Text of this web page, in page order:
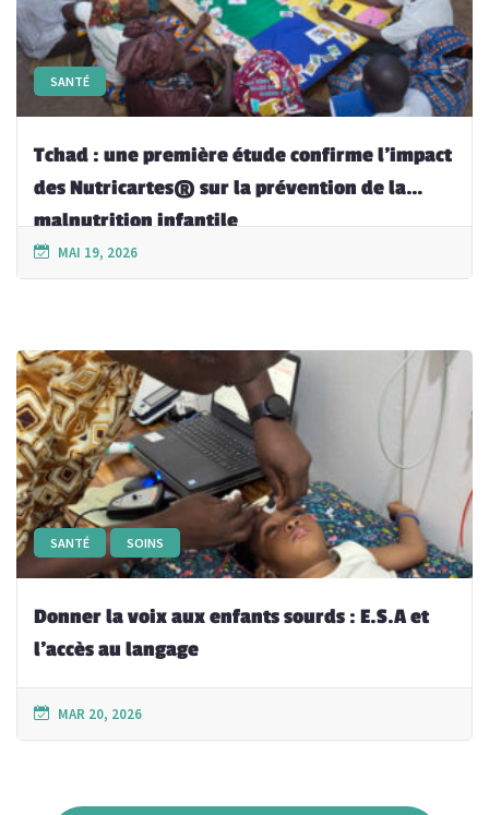
SANTÉ
Tchad : une première étude confirme l’impact
des Nutricartes® sur la prévention de la
malnutrition infantile
MAI 19, 2026
SANTÉ SOINS
Donner la voix aux enfants sourds : E.S.A et
l’accès au langage
MAR 20, 2026